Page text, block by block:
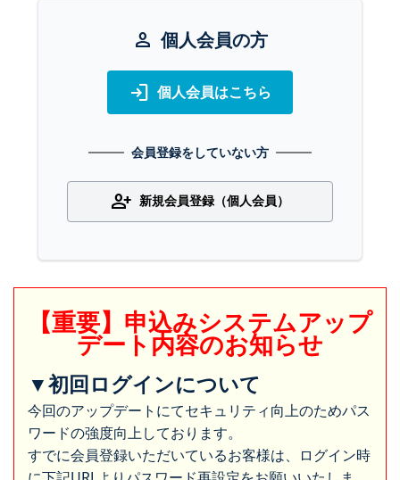
person 個人会員の方
login 個人会員はこちら
会員登録をしていない方
person_add 新規会員登録（個人会員）
【重要】申込みシステムアップ
デート内容のお知らせ
▼初回ログインについて
今回のアップデートにてセキュリティ向上のためパス
ワードの強度向上しております。
すでに会員登録いただいているお客様は、ログイン時